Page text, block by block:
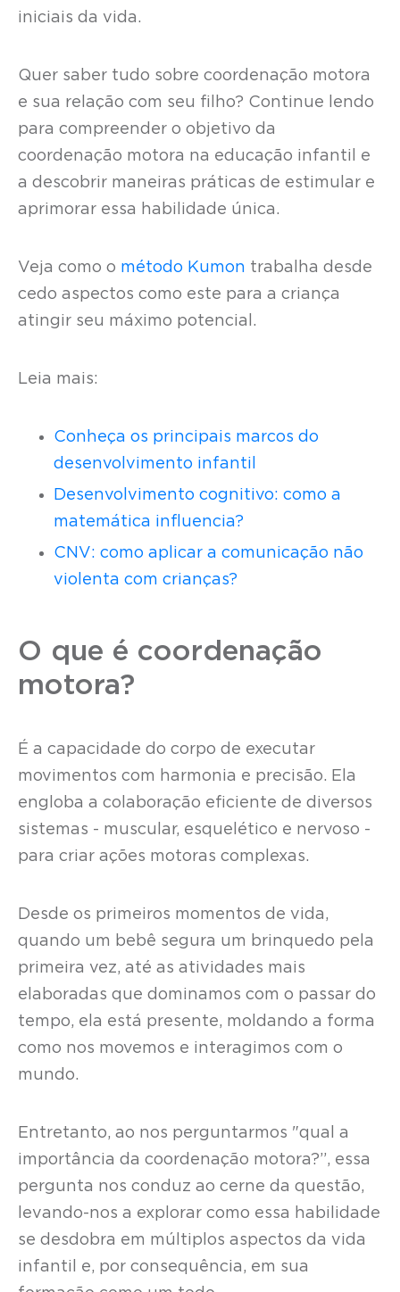
iniciais da vida.
Quer saber tudo sobre coordenação motora
e sua relação com seu filho? Continue lendo
para compreender o objetivo da
coordenação motora na educação infantil e
a descobrir maneiras práticas de estimular e
aprimorar essa habilidade única.
Veja como o método Kumon trabalha desde
cedo aspectos como este para a criança
atingir seu máximo potencial.
Leia mais:
Conheça os principais marcos do
desenvolvimento infantil
Desenvolvimento cognitivo: como a
matemática influencia?
CNV: como aplicar a comunicação não
violenta com crianças?
O que é coordenação
motora?
É a capacidade do corpo de executar
movimentos com harmonia e precisão. Ela
engloba a colaboração eficiente de diversos
sistemas - muscular, esquelético e nervoso -
para criar ações motoras complexas.
Desde os primeiros momentos de vida,
quando um bebê segura um brinquedo pela
primeira vez, até as atividades mais
elaboradas que dominamos com o passar do
tempo, ela está presente, moldando a forma
como nos movemos e interagimos com o
mundo.
Entretanto, ao nos perguntarmos "qual a
importância da coordenação motora?”, essa
pergunta nos conduz ao cerne da questão,
levando-nos a explorar como essa habilidade
se desdobra em múltiplos aspectos da vida
infantil e, por consequência, em sua